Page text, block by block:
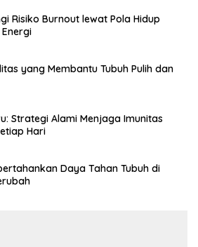
Risiko Burnout lewat Pola Hidup
yang Membantu Tubuh Pulih dan
Strategi Alami Menjaga Imunitas
Hari
Daya Tahan Tubuh di